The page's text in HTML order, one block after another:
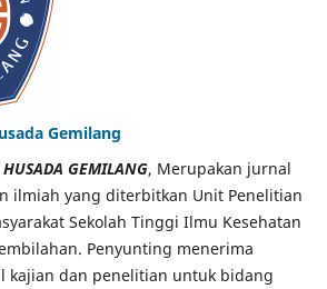
Gemilang
GEMILANG, Merupakan jurnal
ilmiah yang diterbitkan Unit Penelitian
Sekolah Tinggi Ilmu Kesehatan
Penyunting menerima
kajian dan penelitian untuk bidang